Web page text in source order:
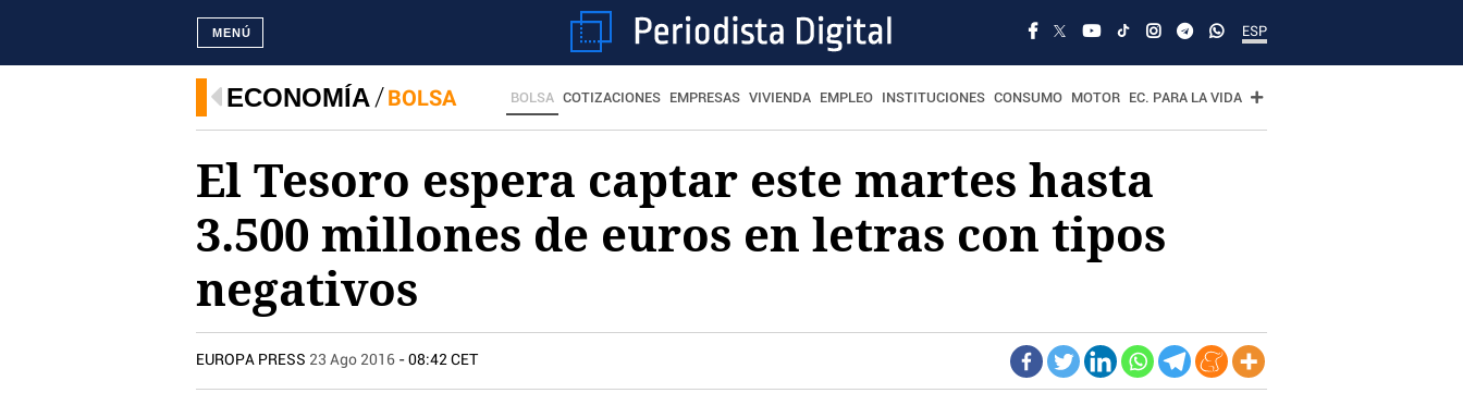
ESP
MENÚ
ECONOMÍA BOLSA BOLSA COTIZACIONES EMPRESAS VIVIENDA EMPLEO INSTITUCIONES CONSUMO MOTOR EC. PARA LA VIDA
El Tesoro espera captar este martes hasta
3.500 millones de euros en letras con tipos
negativos
EUROPA PRESS 23 Ago 2016 - 08:42 CET